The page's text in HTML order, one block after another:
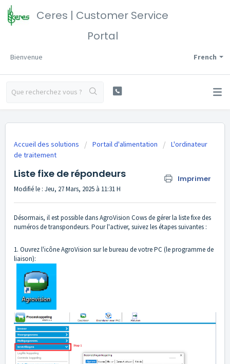
Ceres | Customer Service
Portal
French
Bienvenue
Accueil des solutions Portail d'alimentation
L'ordinateur
de traitement
Liste fixe de répondeurs Imprimer
Modifié le : Jeu, 27 Mars, 2025 à 11:31 H
Désormais, il est possible dans AgroVision Cows de gérer la liste fixe des
numéros de transpondeurs. Pour l'activer, suivez les étapes suivantes :
1. Ouvrez l'icône AgroVision sur le bureau de votre PC (le programme de
liaison):